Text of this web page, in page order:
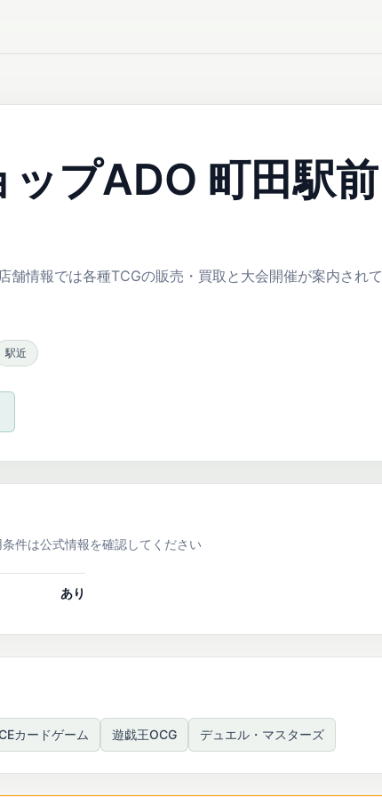
ップADO 町田駅前
舗情報では各種TCGの販売・買取と大会開催が案内されて
駅近
件は公式情報を確認してください
あり
カードゲーム 遊戯王OCG デュエル・マスターズ